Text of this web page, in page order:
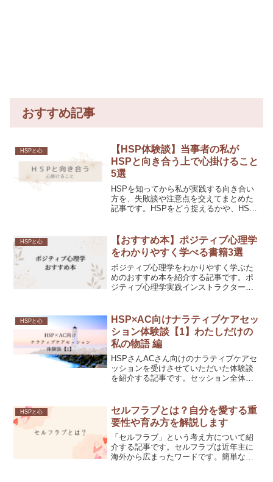
おすすめ記事
HSPと心
【HSP体験談】当事者の私が
HSPと向き合う上で心掛けること
5選
HSPを知ってから私が実践する向き合い
方を、失敗談や注意点を交えてまとめた
記事です。HSPをどう捉えるかや、HSP
HSPと心
【おすすめ本】ポジティブ心理学
をわかりやすく学べる書籍3選
ポジティブ心理学をわかりやすく学ぶた
めのおすすめ本を紹介する記事です。ポ
ジティブ心理学実践インストラクター®
れたりより良い生き方を追求したい場合
に、大変おすすめです。
HSPと心
HSP×AC向けナラティブケアセッ
ション体験談【1】わたしだけの
私の物語 編
HSPさんACさん向けのナラティブケアセ
ッションを受けさせていただいた体験談
を紹介する記事です。セッション全体の
て、ライフストーリーチャートを扱う内
容をお伝えします。
HSPと心
セルフラブとは？自分を愛する重
要性や育み方を解説します
「セルフラブ」という考え方について紹
介する記事です。セルフラブは近年主に
海外から広まったワードです。簡単な解